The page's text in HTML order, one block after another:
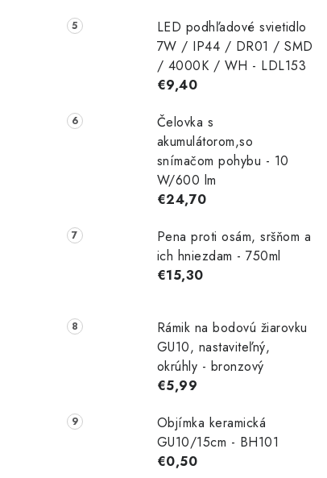
LED podhľadové svietidlo
7W / IP44 / DR01 / SMD
/ 4000K / WH - LDL153
€9,40
Čelovka s
akumulátorom,so
snímačom pohybu - 10
W/600 lm
€24,70
Pena proti osám, sršňom a
ich hniezdam - 750ml
€15,30
Rámik na bodovú žiarovku
GU10, nastaviteľný,
okrúhly - bronzový
€5,99
Objímka keramická
GU10/15cm - BH101
€0,50